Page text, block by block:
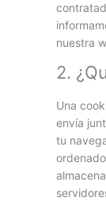
nuestra
2.
Una
envía
tu